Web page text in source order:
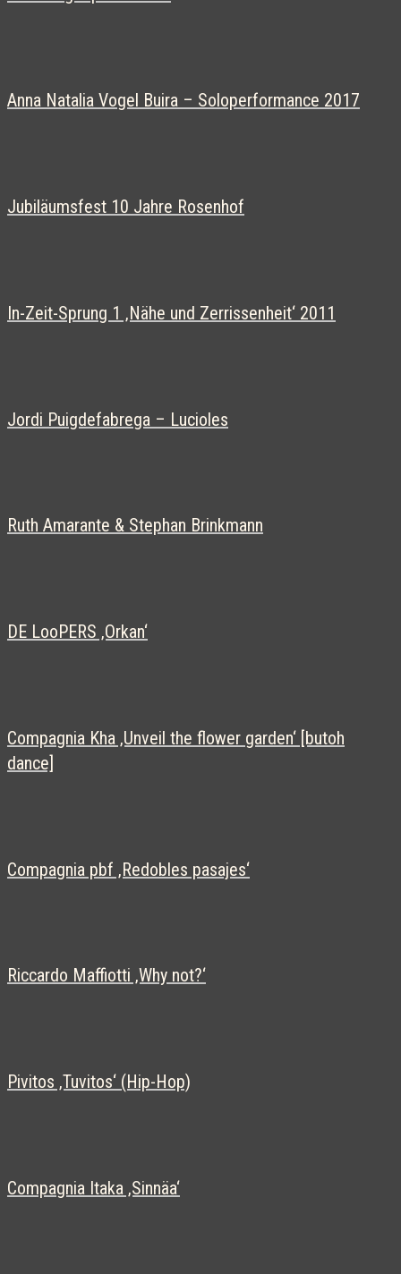
Anna Natalia Vogel Buira – Soloperformance 2017
Jubiläumsfest 10 Jahre Rosenhof
In-Zeit-Sprung 1 ‚Nähe und Zerrissenheit‘ 2011
Jordi Puigdefabrega – Lucioles
Ruth Amarante & Stephan Brinkmann
DE LooPERS ‚Orkan‘
Compagnia Kha ‚Unveil the flower garden‘ [butoh
dance]
Compagnia pbf ‚Redobles pasajes‘
Riccardo Maffiotti ‚Why not?‘
Pivitos ‚Tuvitos‘ (Hip-Hop)
Compagnia Itaka ‚Sinnäa‘